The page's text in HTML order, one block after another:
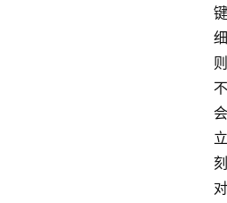
键
细
则
不
会
立
刻
对